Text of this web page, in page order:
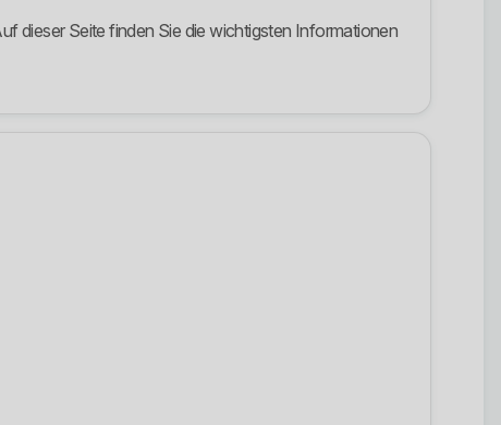
dieser Seite finden Sie die wichtigsten Informationen